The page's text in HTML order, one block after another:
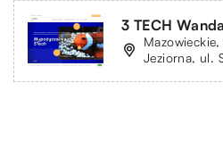
3 TECH
Jeziorna, ul.